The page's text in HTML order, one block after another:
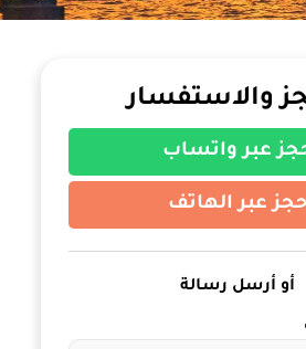
والاستفسار
عبر واتساب
حجز عبر الهاتف
أو أرسل رسالة